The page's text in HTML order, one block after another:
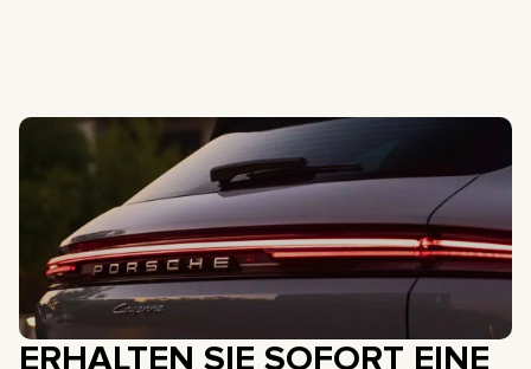
ERHALTEN SIE SOFORT EINE